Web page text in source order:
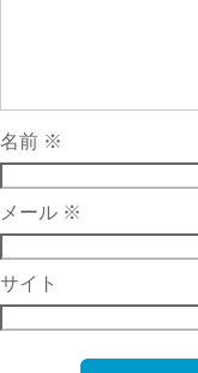
名前 ※
メール ※
サイト